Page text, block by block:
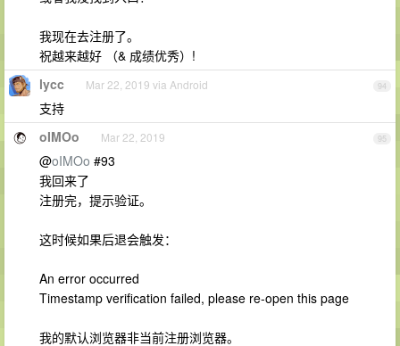
我现在去注册了。
祝越来越好 （& 成绩优秀）!
94
lycc Mar 22, 2019 via Android
支持
95
oIMOo Mar 22, 2019
@oIMOo #93
我回来了
注册完，提示验证。
这时候如果后退会触发：
An error occurred
Timestamp verification failed, please re-open this page
我的默认浏览器非当前注册浏览器。